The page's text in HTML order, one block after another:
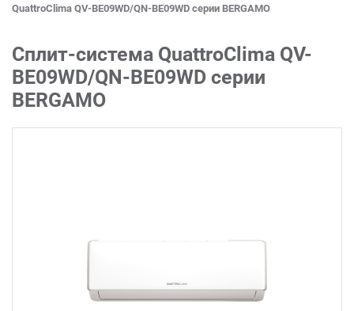
QuattroClima QV-BE09WD/QN-BE09WD серии BERGAMO
Сплит-система QuattroClima QV-
BE09WD/QN-BE09WD серии
BERGAMO